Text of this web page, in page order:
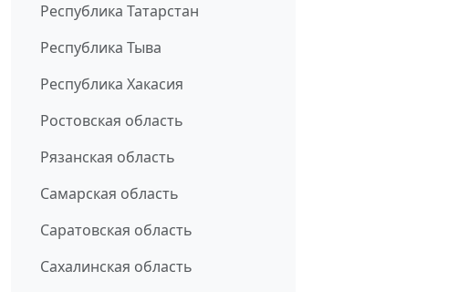
Республика Татарстан
Республика Тыва
Республика Хакасия
Ростовская область
Рязанская область
Самарская область
Саратовская область
Сахалинская область